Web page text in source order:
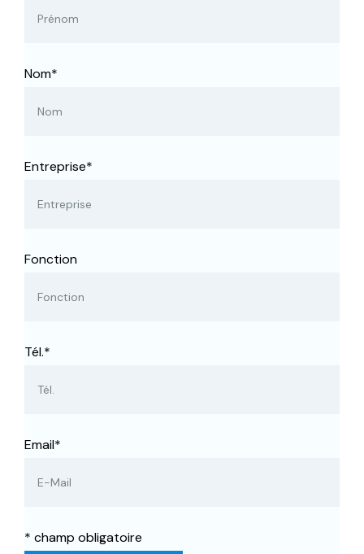
Nom*
Entreprise*
Fonction
Tél.*
Email*
* champ obligatoire